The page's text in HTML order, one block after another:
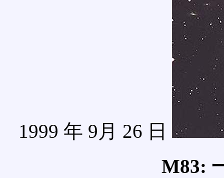
1999 年 9月 26 日
M83: